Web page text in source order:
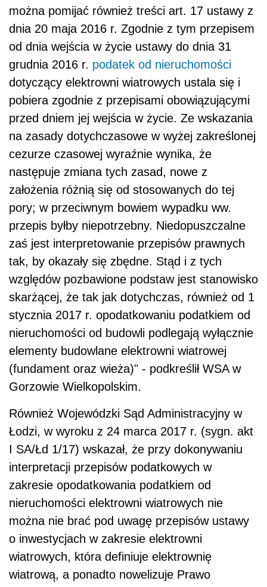
można pomijać również treści art. 17 ustawy z
dnia 20 maja 2016 r. Zgodnie z tym przepisem
od dnia wejścia w życie ustawy do dnia 31
grudnia 2016 r. podatek od nieruchomości
dotyczący elektrowni wiatrowych ustala się i
pobiera zgodnie z przepisami obowiązującymi
przed dniem jej wejścia w życie. Ze wskazania
na zasady dotychczasowe w wyżej zakreślonej
cezurze czasowej wyraźnie wynika, że
następuje zmiana tych zasad, nowe z
założenia różnią się od stosowanych do tej
pory; w przeciwnym bowiem wypadku ww.
przepis byłby niepotrzebny. Niedopuszczalne
zaś jest interpretowanie przepisów prawnych
tak, by okazały się zbędne. Stąd i z tych
względów pozbawione podstaw jest stanowisko
skarżącej, że tak jak dotychczas, również od 1
stycznia 2017 r. opodatkowaniu podatkiem od
nieruchomości od budowli podlegają wyłącznie
elementy budowlane elektrowni wiatrowej
(fundament oraz wieża)" - podkreślił WSA w
Gorzowie Wielkopolskim.
Również Wojewódzki Sąd Administracyjny w
Łodzi, w wyroku z 24 marca 2017 r. (sygn. akt
I SA/Łd 1/17) wskazał, że przy dokonywaniu
interpretacji przepisów podatkowych w
zakresie opodatkowania podatkiem od
nieruchomości elektrowni wiatrowych nie
można nie brać pod uwagę przepisów ustawy
o inwestycjach w zakresie elektrowni
wiatrowych, która definiuje elektrownię
wiatrową, a ponadto nowelizuje Prawo